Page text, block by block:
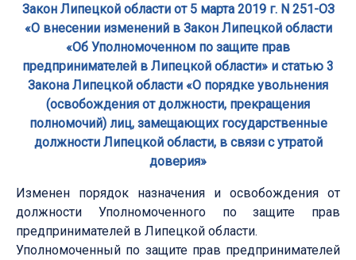
Закон Липецкой области от 5 марта 2019 г. N 251-ОЗ
«О внесении изменений в Закон Липецкой области
«Об Уполномоченном по защите прав
предпринимателей в Липецкой области» и статью 3
Закона Липецкой области «О порядке увольнения
(освобождения от должности, прекращения
полномочий) лиц, замещающих государственные
должности Липецкой области, в связи с утратой
доверия»
Изменен порядок назначения и освобождения от
должности Уполномоченного по защите прав
предпринимателей в Липецкой области.
Уполномоченный по защите прав предпринимателей